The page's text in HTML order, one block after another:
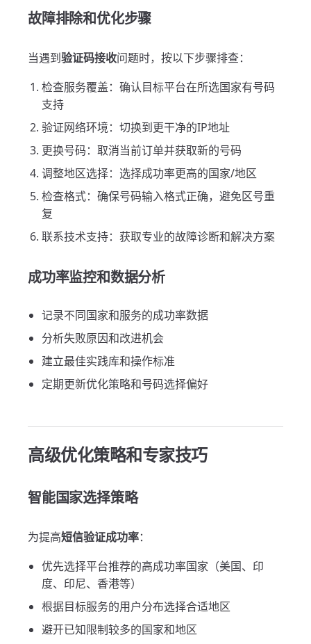
故障排除和优化步骤
当遇到验证码接收问题时，按以下步骤排查：
检查服务覆盖：确认目标平台在所选国家有号码
支持
验证网络环境：切换到更干净的IP地址
更换号码：取消当前订单并获取新的号码
调整地区选择：选择成功率更高的国家/地区
检查格式：确保号码输入格式正确，避免区号重
复
联系技术支持：获取专业的故障诊断和解决方案
成功率监控和数据分析
记录不同国家和服务的成功率数据
分析失败原因和改进机会
建立最佳实践库和操作标准
定期更新优化策略和号码选择偏好
高级优化策略和专家技巧
智能国家选择策略
为提高短信验证成功率：
优先选择平台推荐的高成功率国家（美国、印
度、印尼、香港等）
根据目标服务的用户分布选择合适地区
避开已知限制较多的国家和地区